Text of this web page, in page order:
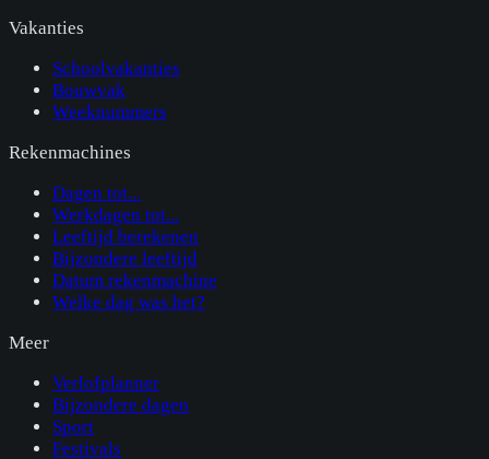
Vakanties
Schoolvakanties
Bouwvak
Weeknummers
Rekenmachines
Dagen tot...
Werkdagen tot...
Leeftijd berekenen
Bijzondere leeftijd
Datum rekenmachine
Welke dag was het?
Meer
Verlofplanner
Bijzondere dagen
Sport
Festivals